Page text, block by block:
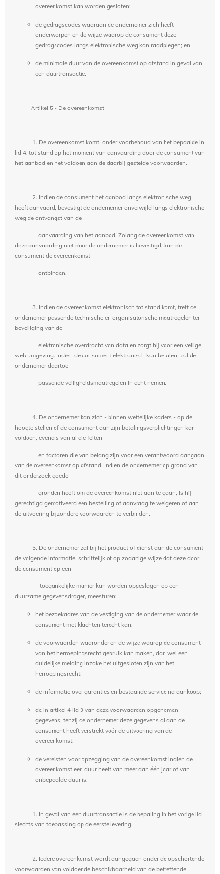
overeenkomst kan worden gesloten;
de gedragscodes waaraan de ondernemer zich heeft
onderworpen en de wijze waarop de consument deze
gedragscodes langs elektronische weg kan raadplegen; en
de minimale duur van de overeenkomst op afstand in geval van
een duurtransactie.
Artikel 5 - De overeenkomst
1. De overeenkomst komt, onder voorbehoud van het bepaalde in
lid 4, tot stand op het moment van aanvaarding door de consument van
het aanbod en het voldoen aan de daarbij gestelde voorwaarden.
2. Indien de consument het aanbod langs elektronische weg
heeft aanvaard, bevestigt de ondernemer onverwijld langs elektronische
weg de ontvangst van de
aanvaarding van het aanbod. Zolang de overeenkomst van
deze aanvaarding niet door de ondernemer is bevestigd, kan de
consument de overeenkomst
ontbinden.
3. Indien de overeenkomst elektronisch tot stand komt, treft de
ondernemer passende technische en organisatorische maatregelen ter
beveiliging van de
elektronische overdracht van data en zorgt hij voor een veilige
web omgeving. Indien de consument elektronisch kan betalen, zal de
ondernemer daartoe
passende veiligheidsmaatregelen in acht nemen.
4. De ondernemer kan zich - binnen wettelijke kaders - op de
hoogte stellen of de consument aan zijn betalingsverplichtingen kan
voldoen, evenals van al die feiten
en factoren die van belang zijn voor een verantwoord aangaan
van de overeenkomst op afstand. Indien de ondernemer op grond van
dit onderzoek goede
gronden heeft om de overeenkomst niet aan te gaan, is hij
gerechtigd gemotiveerd een bestelling of aanvraag te weigeren of aan
de uitvoering bijzondere voorwaarden te verbinden.
5. De ondernemer zal bij het product of dienst aan de consument
de volgende informatie, schriftelijk of op zodanige wijze dat deze door
de consument op een
toegankelijke manier kan worden opgeslagen op een
duurzame gegevensdrager, meesturen:
het bezoekadres van de vestiging van de ondernemer waar de
consument met klachten terecht kan;
de voorwaarden waaronder en de wijze waarop de consument
van het herroepingsrecht gebruik kan maken, dan wel een
duidelijke melding inzake het uitgesloten zijn van het
herroepingsrecht;
de informatie over garanties en bestaande service na aankoop;
de in artikel 4 lid 3 van deze voorwaarden opgenomen
gegevens, tenzij de ondernemer deze gegevens al aan de
consument heeft verstrekt vóór de uitvoering van de
overeenkomst;
de vereisten voor opzegging van de overeenkomst indien de
overeenkomst een duur heeft van meer dan één jaar of van
onbepaalde duur is.
1. In geval van een duurtransactie is de bepaling in het vorige lid
slechts van toepassing op de eerste levering.
2. Iedere overeenkomst wordt aangegaan onder de opschortende
voorwaarden van voldoende beschikbaarheid van de betreffende